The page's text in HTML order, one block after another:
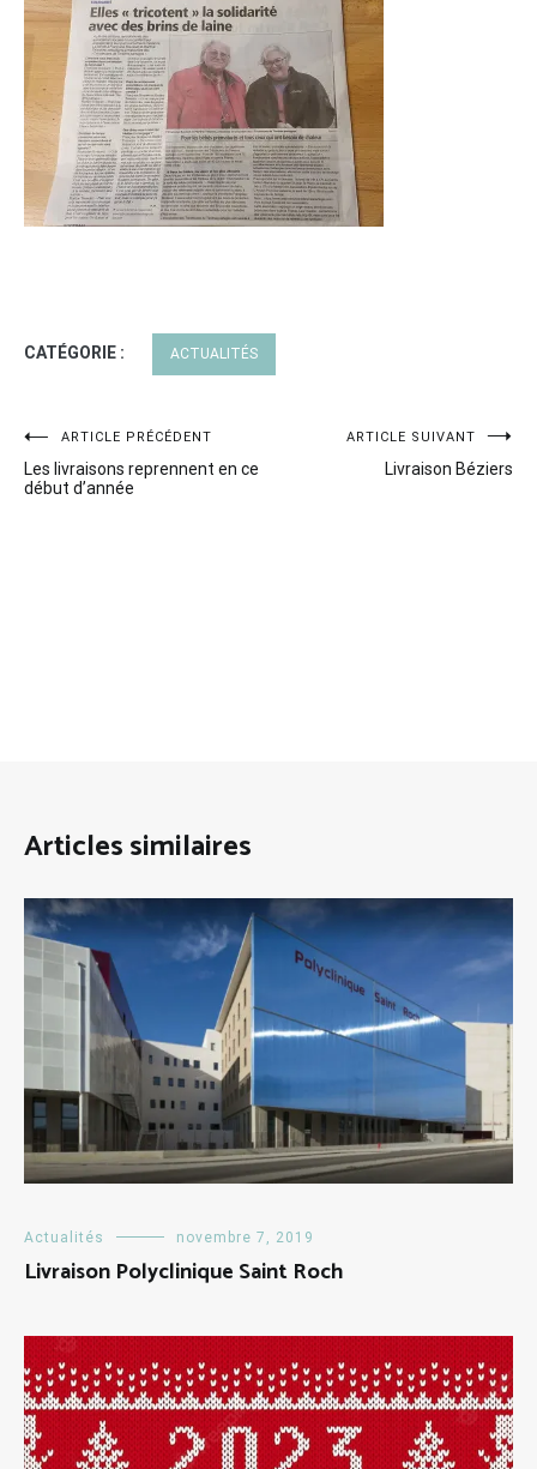
CATÉGORIE : ACTUALITÉS
Navigation
de
ARTICLE PRÉCÉDENT
Les livraisons reprennent en ce
début d’année
ARTICLE SUIVANT
Livraison Béziers
Articles similaires
Actualités novembre 7, 2019
Livraison Polyclinique Saint Roch